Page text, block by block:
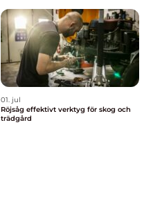
01. jul
Röjsåg effektivt verktyg för skog och
trädgård